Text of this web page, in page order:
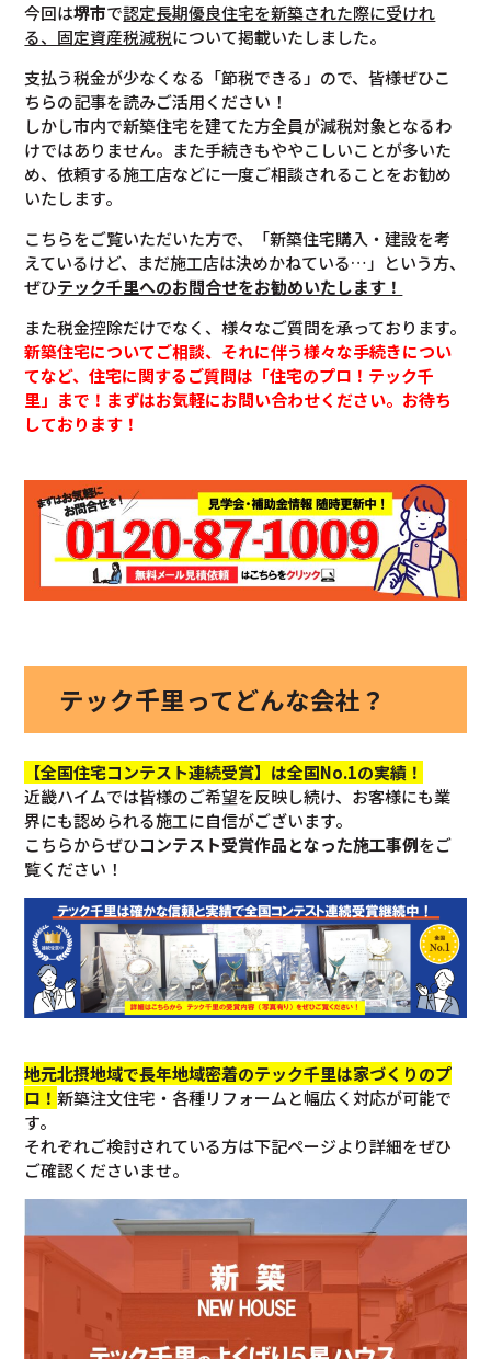
今回は堺市で認定長期優良住宅を新築された際に受けれ
る、固定資産税減税について掲載いたしました。
支払う税金が少なくなる「節税できる」ので、皆様ぜひこ
ちらの記事を読みご活用ください！
しかし市内で新築住宅を建てた方全員が減税対象となるわ
けではありません。また手続きもややこしいことが多いた
め、依頼する施工店などに一度ご相談されることをお勧め
いたします。
こちらをご覧いただいた方で、「新築住宅購入・建設を考
えているけど、まだ施工店は決めかねている…」という方、
ぜひテック千里へのお問合せをお勧めいたします！
また税金控除だけでなく、様々なご質問を承っております。
新築住宅についてご相談、それに伴う様々な手続きについ
てなど、住宅に関するご質問は「住宅のプロ！テック千
里」まで！まずはお気軽にお問い合わせください。お待ち
しております！
テック千里ってどんな会社？
【全国住宅コンテスト連続受賞】は全国No.1の実績！
近畿ハイムでは皆様のご希望を反映し続け、お客様にも業
界にも認められる施工に自信がございます。
こちらからぜひコンテスト受賞作品となった施工事例をご
覧ください！
地元北摂地域で長年地域密着のテック千里は家づくりのプ
ロ！新築注文住宅・各種リフォームと幅広く対応が可能で
す。
それぞれご検討されている方は下記ページより詳細をぜひ
ご確認くださいませ。